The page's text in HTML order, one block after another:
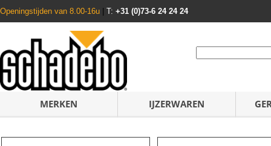
Openingstijden van 8.00-16u T: +31 (0)73-6 24 24 24
MERKEN IJZERWAREN